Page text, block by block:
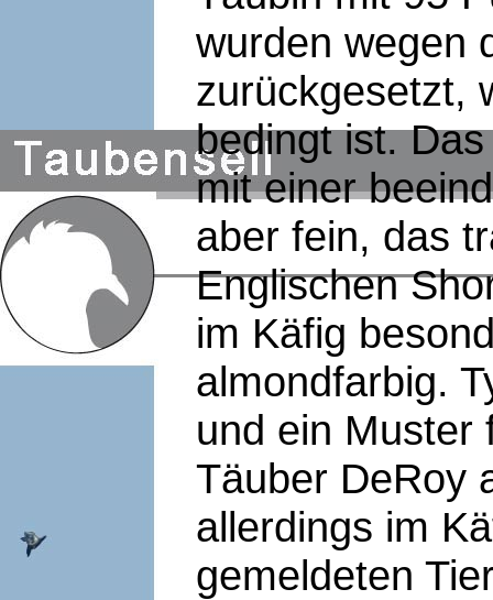
wurden wegen
zurückgesetzt,
bedingt ist.
mit einer
aber fein, das
Englischen
im Käfig
almondfarbig.
und ein Muster
Täuber DeRoy
allerdings im
gemeldeten